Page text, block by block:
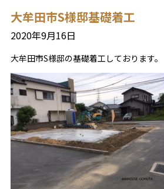
大牟田市S様邸基礎着工
2020年9月16日
大牟田市S様邸の基礎着工しております。